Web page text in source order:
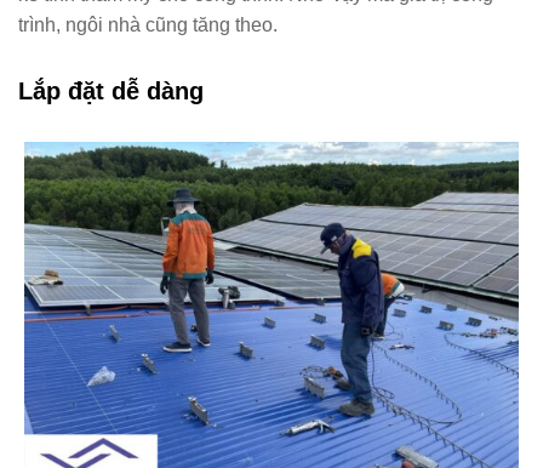
trình, ngôi nhà cũng tăng theo.
Lắp đặt dễ dàng